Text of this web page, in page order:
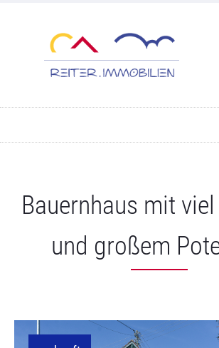
Bauernhaus mit
und großem